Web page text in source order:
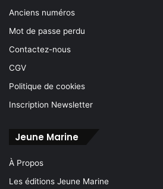
Anciens numéros
Mot de passe perdu
Contactez-nous
CGV
Politique de cookies
Inscription Newsletter
Jeune Marine
À Propos
Les éditions Jeune Marine